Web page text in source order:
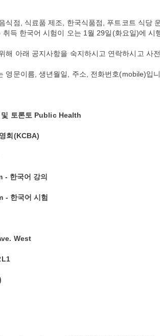
식점, 식료품 제조, 한국식품점, 푸트코트 식당
득 한국어 시험이 오는 1월 29일(화요일)에 시
해 아래 공지사항을 숙지하시고 연락하시고 사
영문이름, 생년월일, 주소, 전화번호(mobile)입니
및 토론토 Public Health
회(KCBA)
한국어 강의
한국어 시험
West